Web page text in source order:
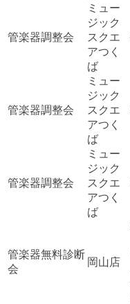
管楽器調整会
ミュー
ジック
スクエ
アつく
ば
管楽器調整会
ミュー
ジック
スクエ
アつく
ば
管楽器調整会
ミュー
ジック
スクエ
アつく
ば
管楽器無料診断
会
岡山店